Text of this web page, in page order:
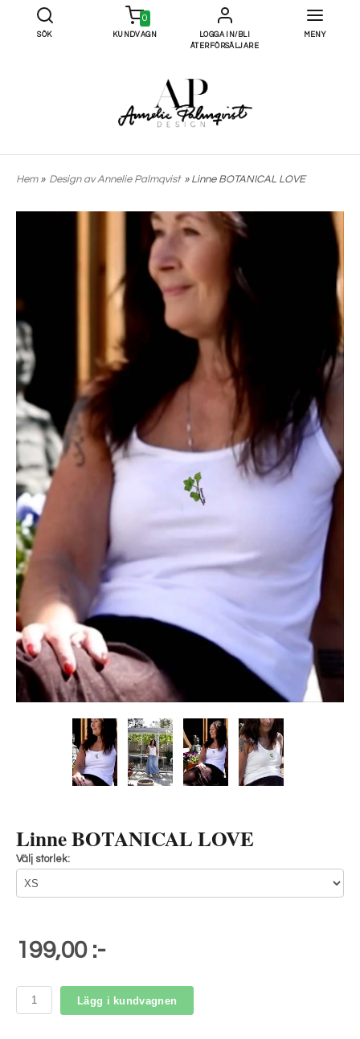
SÖK
0
KUNDVAGN
LOGGA IN/BLI
ÅTERFÖRSÄLJARE
MENY
Hem» Design av Annelie Palmqvist » Linne BOTANICAL LOVE
Linne BOTANICAL LOVE
Välj storlek:
199,00 :-
Lägg i kundvagnen